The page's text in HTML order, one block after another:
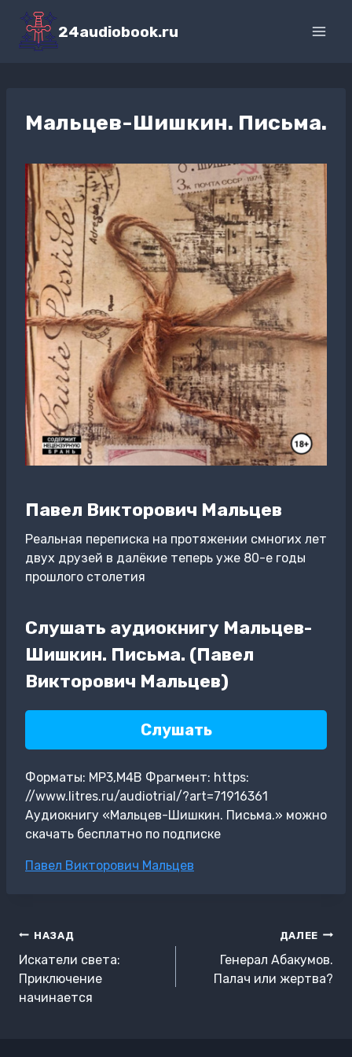
Перейти
содержимому
24audiobook.ru
Мальцев-Шишкин. Письма.
Павел Викторович Мальцев
Реальная переписка на протяжении смногих лет
двух друзей в далёкие теперь уже 80-е годы
прошлого столетия
Слушать аудиокнигу Мальцев-
Шишкин. Письма. (Павел
Викторович Мальцев)
Слушать
Форматы: MP3,M4B Фрагмент: https:
//www.litres.ru/audiotrial/?art=71916361
Аудиокнигу «Мальцев-Шишкин. Письма.» можно
скачать бесплатно по подписке
Метки
Павел Викторович Мальцев
Навигация
по
записям
НАЗАД
Искатели света:
Приключение
начинается
ДАЛЕЕ
Генерал Абакумов.
Палач или жертва?